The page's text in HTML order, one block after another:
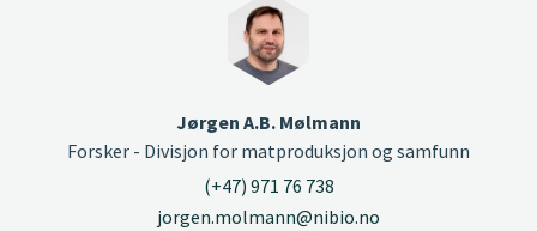
Jørgen A.B. Mølmann
Forsker - Divisjon for matproduksjon og samfunn
(+47) 971 76 738
jorgen.molmann@nibio.no